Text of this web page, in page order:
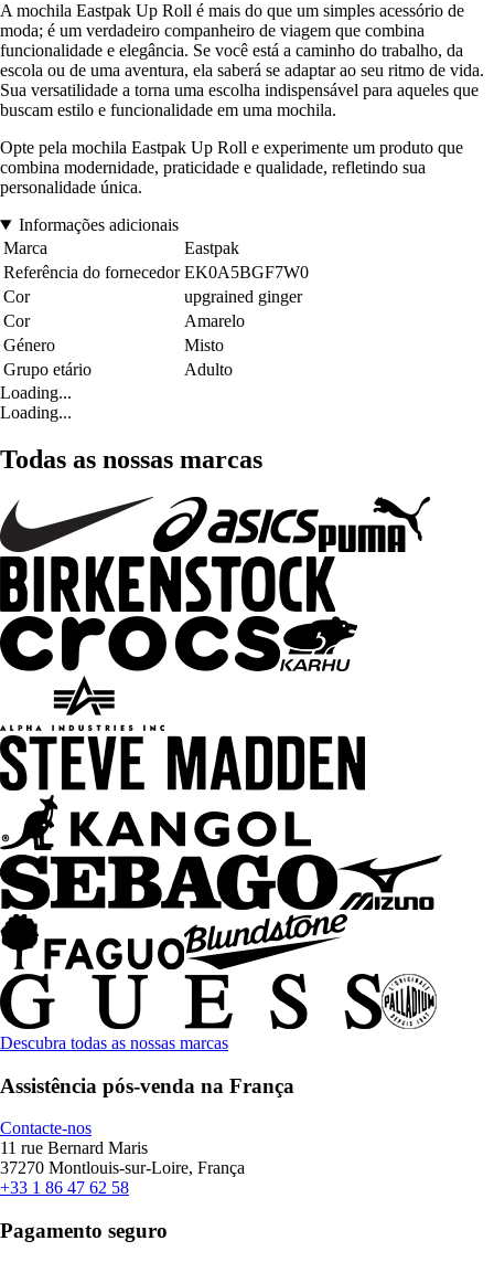
A mochila Eastpak Up Roll é mais do que um simples acessório de
moda; é um verdadeiro companheiro de viagem que combina
funcionalidade e elegância. Se você está a caminho do trabalho, da
escola ou de uma aventura, ela saberá se adaptar ao seu ritmo de vida.
Sua versatilidade a torna uma escolha indispensável para aqueles que
buscam estilo e funcionalidade em uma mochila.
Opte pela mochila Eastpak Up Roll e experimente um produto que
combina modernidade, praticidade e qualidade, refletindo sua
personalidade única.
Informações adicionais
Marca
Eastpak
Referência do fornecedor EK0A5BGF7W0
Cor
upgrained ginger
Cor
Amarelo
Género
Misto
Grupo etário
Adulto
Loading...
Loading...
Todas as nossas marcas
Descubra todas as nossas marcas
Assistência pós-venda na França
Contacte-nos
11 rue Bernard Maris
37270 Montlouis-sur-Loire, França
+33 1 86 47 62 58
Pagamento seguro